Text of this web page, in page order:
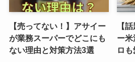
【売ってない！】アサイー
が業務スーパーでどこにも
ない理由と対策方法3選
【
ー
ロ